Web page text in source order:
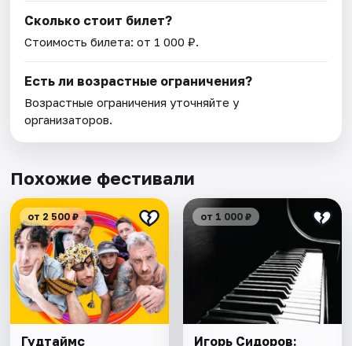
Сколько стоит билет?
Стоимость билета: от 1 000 ₽.
Есть ли возрастные ограничения?
Возрастные ограничения уточняйте у
организаторов.
Похожие фестивали
от 2 500 ₽
Гудтаймс
от 1 000 ₽
Игорь Сидоров: